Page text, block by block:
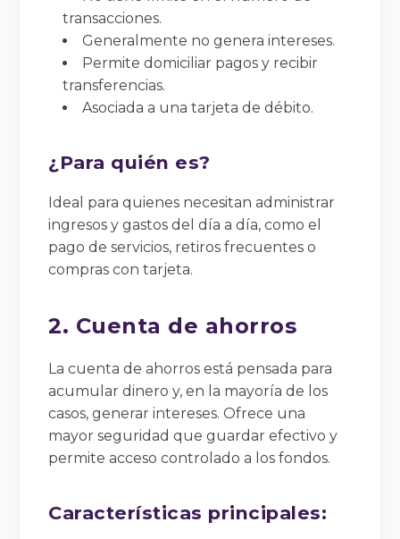
transacciones.
Generalmente no genera intereses.
Permite domiciliar pagos y recibir
transferencias.
Asociada a una tarjeta de débito.
¿Para quién es?
Ideal para quienes necesitan administrar
ingresos y gastos del día a día, como el
pago de servicios, retiros frecuentes o
compras con tarjeta.
2. Cuenta de ahorros
La cuenta de ahorros está pensada para
acumular dinero y, en la mayoría de los
casos, generar intereses. Ofrece una
mayor seguridad que guardar efectivo y
permite acceso controlado a los fondos.
Características principales: